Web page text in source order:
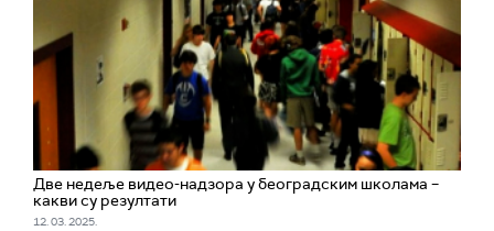
Две недеље видео-надзора у београдским школама –
какви су резултати
12. 03. 2025.